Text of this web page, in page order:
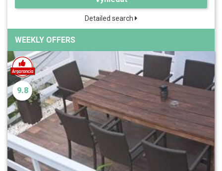
Detailed search
WEEKLY OFFERS
9.8